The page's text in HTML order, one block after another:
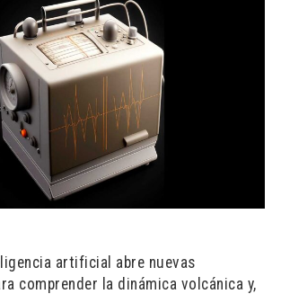
artificial abre nuevas
comprender la dinámica volcánica y,